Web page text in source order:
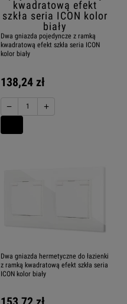
Dwa gniazda pojedyncze z ramką
kwadratową efekt szkła seria ICON
kolor biały
138,24 zł
− +
Dwa gniazda hermetyczne do łazienki
z ramką kwadratową efekt szkła seria
ICON kolor biały